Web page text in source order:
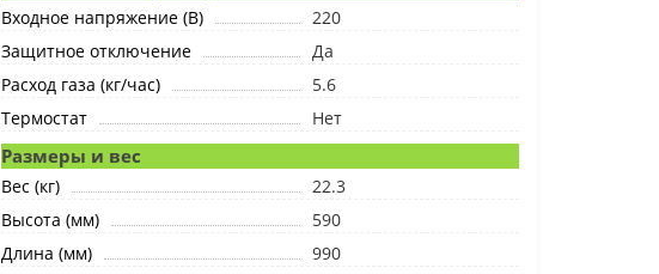
Входное напряжение (В)
220
Защитное отключение
Да
Расход газа (кг/час)
5.6
Термостат
Нет
Размеры и вес
Вес (кг)
22.3
Высота (мм)
590
Длина (мм)
990